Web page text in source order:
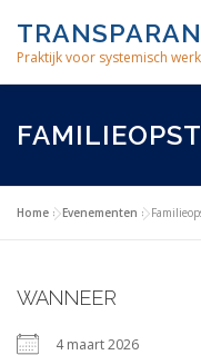
content
Praktijk voor systemisch
INDIVIDUELE
BEDRIJFSCOACHING
Home »Evenementen »
WANNEER
4 maart 2026